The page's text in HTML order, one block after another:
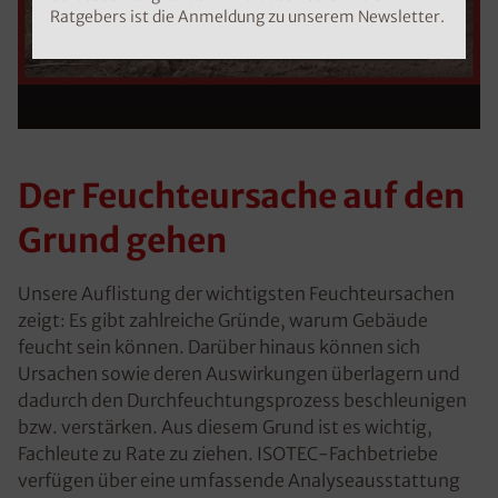
Der Feuchteursache auf den
Grund gehen
Unsere Auflistung der wichtigsten Feuchteursachen
zeigt: Es gibt zahlreiche Gründe, warum Gebäude
feucht sein können. Darüber hinaus können sich
Ursachen sowie deren Auswirkungen überlagern und
dadurch den Durchfeuchtungsprozess beschleunigen
bzw. verstärken. Aus diesem Grund ist es wichtig,
Fachleute zu Rate zu ziehen. ISOTEC-Fachbetriebe
verfügen über eine umfassende Analyseausstattung
Ratgebers ist die Anmeldung zu unserem Newsletter.